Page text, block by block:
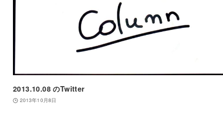
2013.10.08 のTwitter
2013年10月8日